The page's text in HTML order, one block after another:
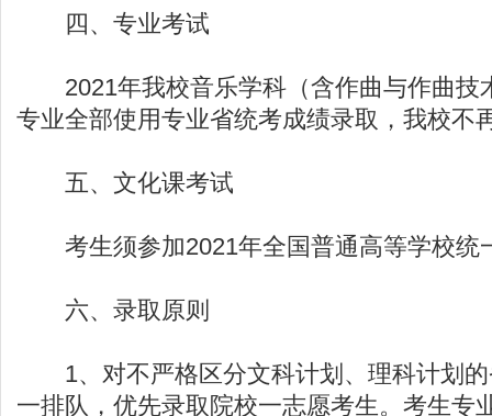
四、专业考试
2021年我校音乐学科（含作曲与作曲技
专业全部使用专业省统考成绩录取，我校不
五、文化课考试
考生须参加2021年全国普通高等学校统
六、录取原则
1、对不严格区分文科计划、理科计划的
一排队，优先录取院校一志愿考生。考生专